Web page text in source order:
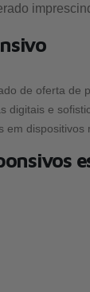
de oferta de
digitais e
em dispositivos